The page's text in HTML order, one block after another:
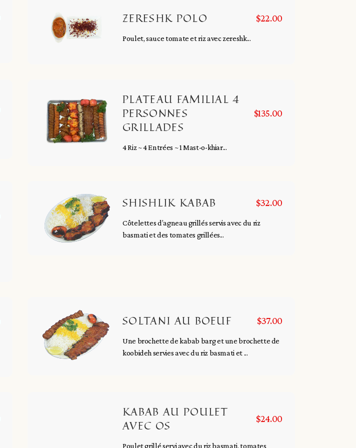
ZERESHK POLO $22.00
Poulet, sauce tomate et riz avec zereshk...
PLATEAU FAMILIAL 4
PERSONNES
GRILLADES
$135.00
4 Riz ~ 4 Entrées ~ 1 Mast-o-khiar...
SHISHLIK KABAB $32.00
Côtelettes d’agneau grillés servis avec du riz
basmati et des tomates grillées...
SOLTANI AU BOEUF $37.00
Une brochette de kabab barg et une brochette de
koobideh servies avec du riz basmati et ...
KABAB AU POULET
AVEC OS
$24.00
Poulet grillé servi avec du riz basmati, tomates